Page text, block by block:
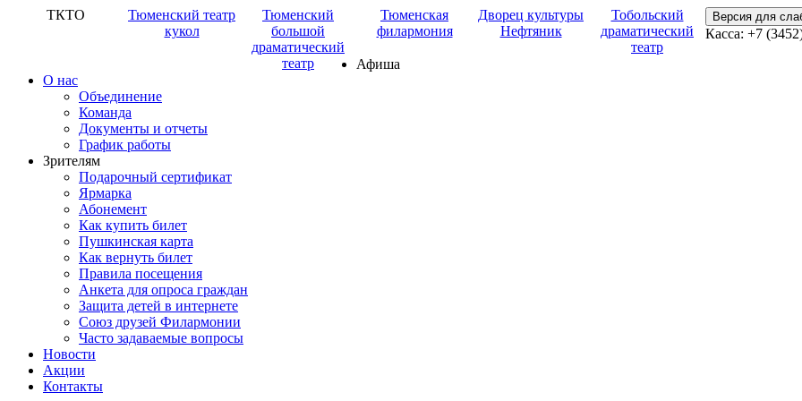
ТКТО
Тюменский театр
кукол
Тюменский
большой
драматический
театр
Тюменская
филармония
Дворец культуры
Нефтяник
Тобольский
драматический
театр
Версия для
Касса: +7
Афиша
О нас
Объединение
Команда
Документы и отчеты
График работы
Зрителям
Подарочный сертификат
Ярмарка
Абонемент
Как купить билет
Пушкинская карта
Как вернуть билет
Правила посещения
Анкета для опроса граждан
Защита детей в интернете
Союз друзей Филармонии
Часто задаваемые вопросы
Новости
Акции
Контакты